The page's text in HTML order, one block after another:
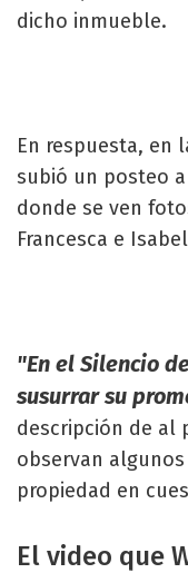
dicho inmueble.
En respuesta, en
subió un posteo
donde se ven
Francesca e
"En el Silencio
susurrar su
descripción de al
observan
propiedad en
El video que